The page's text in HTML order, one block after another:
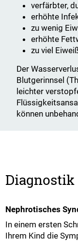
verfärbter,
erhöhte
zu wenig
erhöhte
zu viel
Der
Blutgerinnsel
leichter
können
Diagnostik
Nephrotisches
In einem ersten
Ihrem Kind die